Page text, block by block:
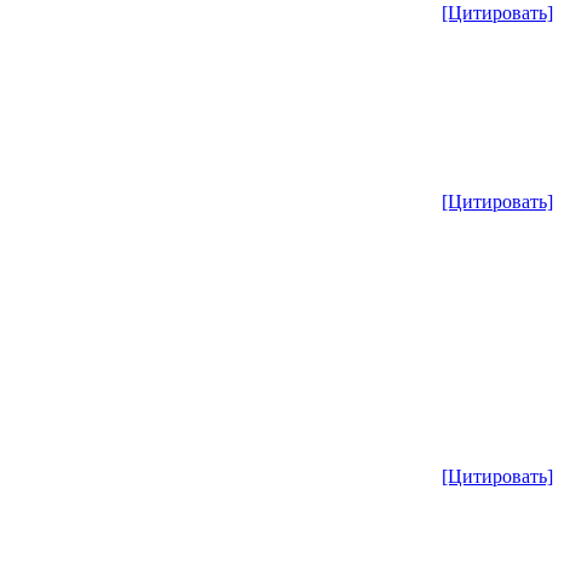
[Цитировать]
[Цитировать]
[Цитировать]